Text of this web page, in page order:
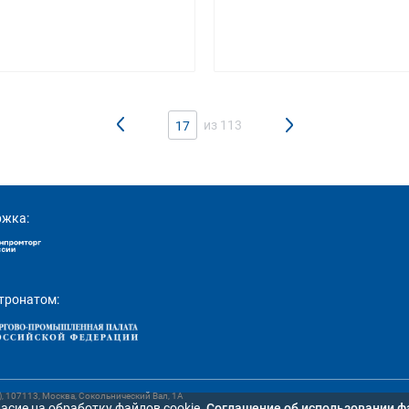
17 из 113
Москва, Сокольнический Вал, 1А